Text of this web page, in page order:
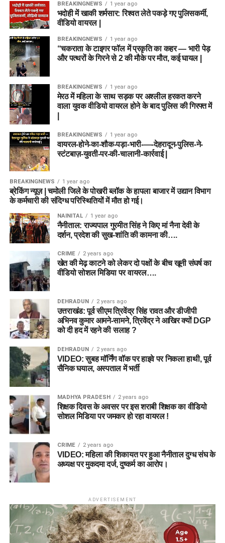
BREAKINGNEWS 1 year ago
भदोही में खाकी शर्मसार: रिश्वत लेते पकड़े गए पुलिसकर्मी,
वीडियो वायरल |
BREAKINGNEWS 1 year ago
“चकराता के टाइगर फॉल में प्रकृति का कहर — भारी पेड़
और पत्थरों के गिरने से 2 की मौके पर मौत, कई घायल |
BREAKINGNEWS 1 year ago
मेरठ में महिला के साथ सड़क पर अश्लील हरकत करने
वाला युवक वीडियो वायरल होने के बाद पुलिस की गिरफ्त में
BREAKINGNEWS 1 year ago
वायरल-होने-का-शौक-पड़ा-भारी-—-देहरादून-पुलिस-ने-
स्टंटबाज़-युवती-पर-की-चालानी-कार्रवाई |
BREAKINGNEWS 1 year ago
ब्रेकिंग न्यूज़ | चमोली जिले के पोखरी ब्लॉक के हापला बाजार में उद्यान विभाग
के कर्मचारी की संदिग्ध परिस्थितियों में मौत हो गई।
NAINITAL 1 year ago
नैनीताल: राज्यपाल गुरमीत सिंह ने किए मां नैना देवी के
दर्शन, प्रदेश की सुख-शांति की कामना की….
CRIME 2 years ago
खेत की मेढ़ काटने को लेकर दो पक्षों के बीच खूनी संघर्ष का
वीडियो सोशल मिडिया पर वायरल….
DEHRADUN 2 years ago
उत्तराखंड: पूर्व सीएम त्रिवेंद्र सिंह रावत और डीजीपी
अभिनव कुमार आमने-सामने, त्रिवेंद्र ने आखिर क्यों DGP
को दी हद में रहने की सलाह ?
DEHRADUN 2 years ago
VIDEO: सुबह मॉर्निंग वॉक पर हाइवे पर निकला हाथी, पूर्व
सैनिक घयाल, अस्पताल में भर्ती
MADHYA PRADESH 2 years ago
शिक्षक दिवस के अवसर पर इस शराबी शिक्षक का वीडियो
सोशल मिडिया पर जमकर हो रहा वायरल !
CRIME 2 years ago
VIDEO: महिला की शिकायत पर हुआ नैनीताल दुग्ध संघ के
अध्यक्ष पर मुकदमा दर्ज, दुष्कर्म का आरोप।
ADVERTISEMENT